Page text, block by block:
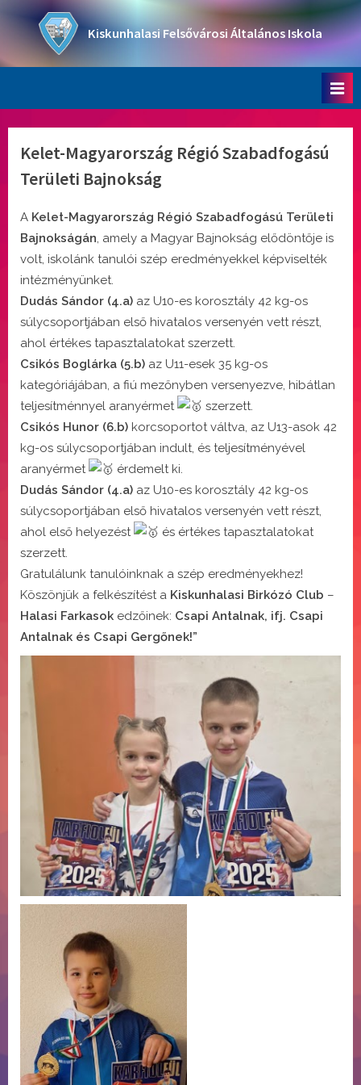
content
Kiskunhalasi Felsővárosi Általános Iskola
Kelet-Magyarország Régió Szabadfogású
Területi Bajnokság
A Kelet-Magyarország Régió Szabadfogású Területi
Bajnokságán, amely a Magyar Bajnokság elődöntője is
volt, iskolánk tanulói szép eredményekkel képviselték
intézményünket.
Dudás Sándor (4.a) az U10-es korosztály 42 kg-os
súlycsoportjában első hivatalos versenyén vett részt,
ahol értékes tapasztalatokat szerzett.
Csikós Boglárka (5.b) az U11-esek 35 kg-os
kategóriájában, a fiú mezőnyben versenyezve, hibátlan
teljesítménnyel aranyérmet
szerzett.
Csikós Hunor (6.b) korcsoportot váltva, az U13-asok 42
kg-os súlycsoportjában indult, és teljesítményével
aranyérmet
érdemelt ki.
Dudás Sándor (4.a) az U10-es korosztály 42 kg-os
súlycsoportjában első hivatalos versenyén vett részt,
ahol első helyezést
és értékes tapasztalatokat
szerzett.
Gratulálunk tanulóinknak a szép eredményekhez!
Köszönjük a felkészítést a Kiskunhalasi Birkózó Club –
Halasi Farkasok edzőinek: Csapi Antalnak, ifj. Csapi
Antalnak és Csapi Gergőnek!”